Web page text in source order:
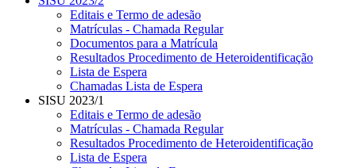
Editais e Termo de adesão
Matrículas - Chamada Regular
Documentos para a Matrícula
Resultados Procedimento de Heteroidentificação
Lista de Espera
Chamadas Lista de Espera
SISU 2023/1
Editais e Termo de adesão
Matrículas - Chamada Regular
Resultados Procedimento de Heteroidentificação
Lista de Espera